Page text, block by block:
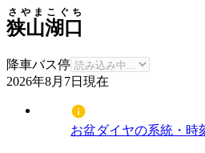
狭山湖口
さやまこぐち
降車バス停
2026年8月7日 現在
お盆ダイヤの系統・時